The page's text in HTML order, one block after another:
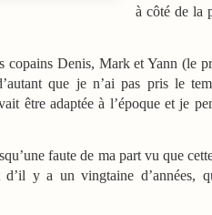
à côté de la
copains Denis, Mark et Yann (le
que je n’ai pas pris le
être adaptée à l’époque et je
faute de ma part vu que
y a un vingtaine d’années,